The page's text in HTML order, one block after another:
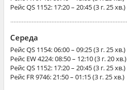
РейсQS 1152: 17:20 – 20:45 (3 г. 25 хв.)
Середа
РейсQS 1154: 06:00 – 09:25 (3 г. 25 хв.)
Рейс EW 4224: 08:50 – 12:10 (3 г. 20 хв.)
РейсQS 1152: 17:20 – 20:45 (3 г. 25 хв.)
Рейс FR 9746: 21:50 – 01:15 (3 г. 25 хв.)